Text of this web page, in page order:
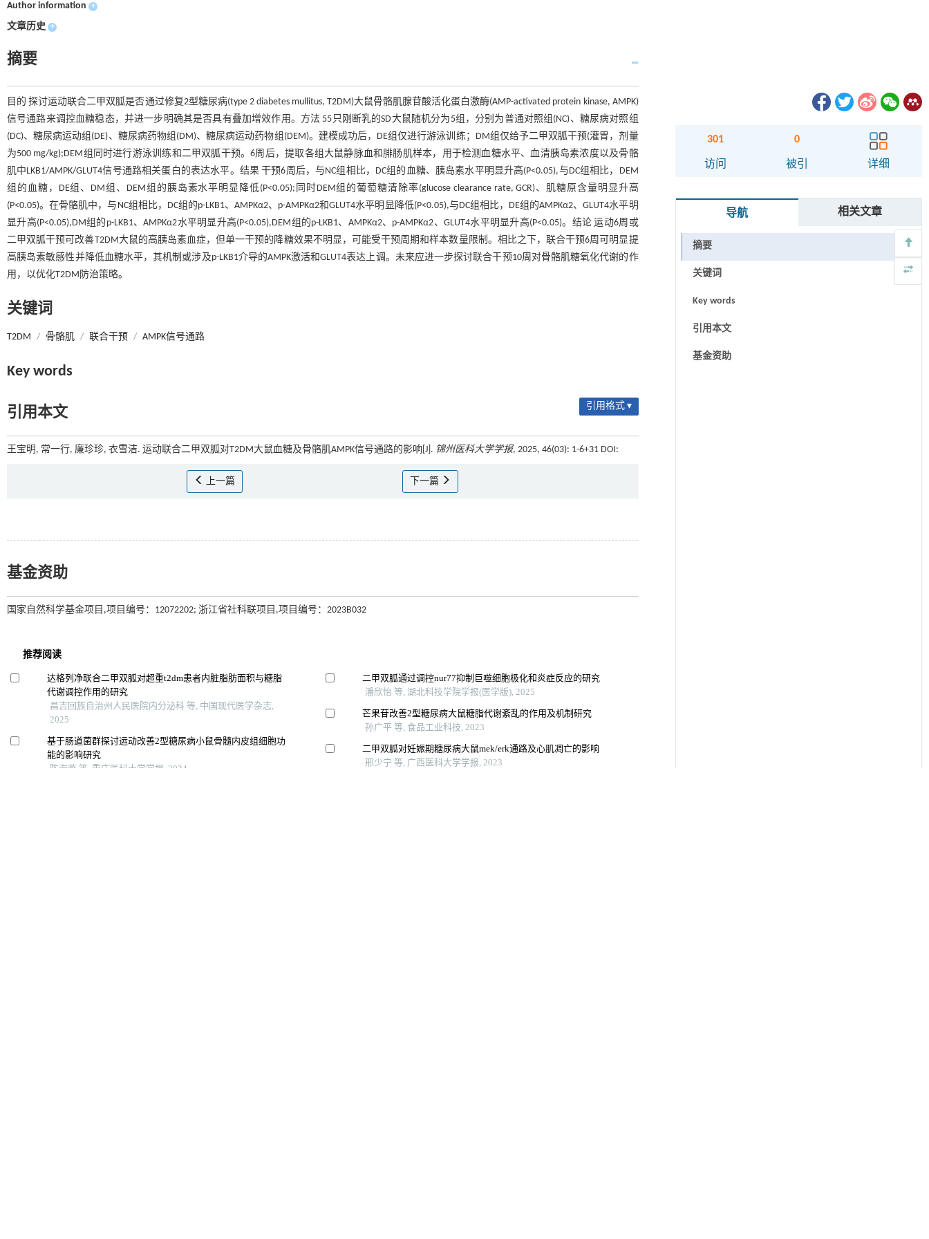
Author information +
文章历史 +
摘要
目的 探讨运动联合二甲双胍是否通过修复2型糖尿病(type 2 diabetes mullitus, T2DM)大鼠骨骼肌腺苷酸活化蛋白激酶(AMP-activated protein kinase, AMPK)
信号通路来调控血糖稳态，并进一步明确其是否具有叠加增效作用。方法 55只刚断乳的SD大鼠随机分为5组，分别为普通对照组(NC)、糖尿病对照组
(DC)、糖尿病运动组(DE)、糖尿病药物组(DM)、糖尿病运动药物组(DEM)。建模成功后，DE组仅进行游泳训练；DM组仅给予二甲双胍干预(灌胃，剂量
为500 mg/kg);DEM组同时进行游泳训练和二甲双胍干预。6周后，提取各组大鼠静脉血和腓肠肌样本，用于检测血糖水平、血清胰岛素浓度以及骨骼
肌中LKB1/AMPK/GLUT4信号通路相关蛋白的表达水平。结果 干预6周后，与NC组相比，DC组的血糖、胰岛素水平明显升高(P<0.05),与DC组相比，DEM
组的血糖，DE组、DM组、DEM组的胰岛素水平明显降低(P<0.05);同时DEM组的葡萄糖清除率(glucose clearance rate, GCR)、肌糖原含量明显升高
(P<0.05)。在骨骼肌中，与NC组相比，DC组的p-LKB1、AMPKα2、p-AMPKα2和GLUT4水平明显降低(P<0.05),与DC组相比，DE组的AMPKα2、GLUT4水平明
显升高(P<0.05),DM组的p-LKB1、AMPKα2水平明显升高(P<0.05),DEM组的p-LKB1、AMPKα2、p-AMPKα2、GLUT4水平明显升高(P<0.05)。结论 运动6周或
二甲双胍干预可改善T2DM大鼠的高胰岛素血症，但单一干预的降糖效果不明显，可能受干预周期和样本数量限制。相比之下，联合干预6周可明显提
高胰岛素敏感性并降低血糖水平，其机制或涉及p-LKB1介导的AMPK激活和GLUT4表达上调。未来应进一步探讨联合干预10周对骨骼肌糖氧化代谢的作
用，以优化T2DM防治策略。
关键词
T2DM / 骨骼肌 / 联合干预 / AMPK信号通路
Key words
引用本文 引用格式 ▾
王宝明, 常一行, 廉珍珍, 衣雪洁. 运动联合二甲双胍对T2DM大鼠血糖及骨骼肌AMPK信号通路的影响[J]. 锦州医科大学学报, 2025, 46(03): 1-6+31 DOI:
上一篇 下一篇
基金资助
国家自然科学基金项目,项目编号：12072202; 浙江省社科联项目,项目编号：2023B032
301
访问
0
被引 详细
导航 相关文章
摘要
关键词
Key words
引用本文
基金资助